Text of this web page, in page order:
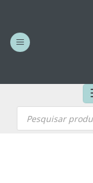
content
Products
search